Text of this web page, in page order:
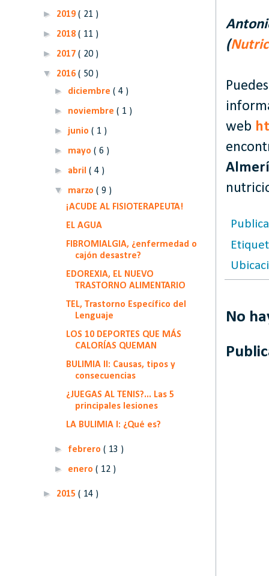
(
web
No
► 2019 ( 21 )
► 2018 ( 11 )
► 2017 ( 20 )
▼ 2016 ( 50 )
► diciembre( 4 )
► noviembre( 1 )
► junio( 1 )
► mayo( 6 )
► abril( 4 )
▼ marzo( 9 )
¡ACUDE AL FISIOTERAPEUTA!
EL AGUA
FIBROMIALGIA, ¿enfermedad o
cajón desastre?
EDOREXIA, EL NUEVO
TRASTORNO ALIMENTARIO
TEL, Trastorno Específico del
Lenguaje
LOS 10 DEPORTES QUE MÁS
CALORÍAS QUEMAN
BULIMIA II: Causas, tipos y
consecuencias
¿JUEGAS AL TENIS?... Las 5
principales lesiones
LA BULIMIA I: ¿Qué es?
► febrero( 13 )
► enero( 12 )
► 2015 ( 14 )